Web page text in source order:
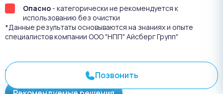
Опасно- категорически не рекомендуется к
использованию без очистки
*Данные результаты основываются на знаниях и опыте
специалистов компании ООО "НПП" Айсберг Групп"
Результат анализа №3625
Позвонить